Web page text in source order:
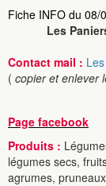
Fiche INFO du 08/
Les
Contact mail :
( copier et enlever
Page facebook
Produits :
légumes secs,
agrumes,